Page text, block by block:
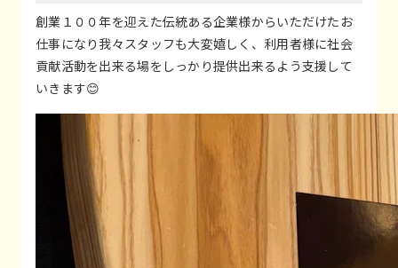
創業１００年を迎えた伝統ある企業様からいただけたお
仕事になり我々スタッフも大変嬉しく、利用者様に社会
貢献活動を出来る場をしっかり提供出来るよう支援して
いきます😊